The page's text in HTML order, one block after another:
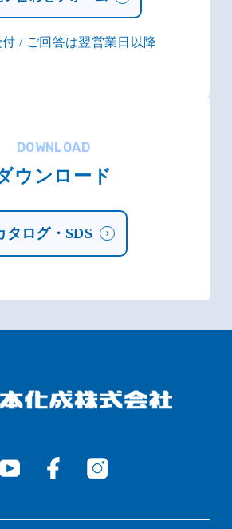
付 / ご回答は翌営業日以降
DOWNLOAD
ウンロード
タログ・SDS